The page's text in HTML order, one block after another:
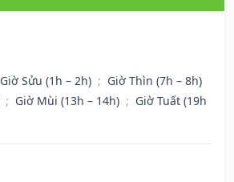
Giờ Sửu (1h – 2h) ; Giờ Thìn (7h – 8h)
; Giờ Mùi (13h – 14h) ; Giờ Tuất (19h